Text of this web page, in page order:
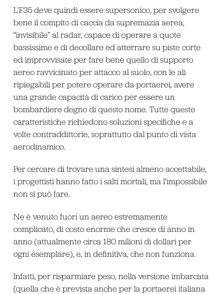
L’F35 deve quindi essere supersonico, per svolgere
bene il compito di caccia da supremazia aerea,
“invisibile” al radar, capace di operare a quote
bassissime e di decollare ed atterrare su piste corte
ed improvvisate per fare bene quello di supporto
aereo ravvicinato per attacco al suolo, con le ali
ripiegabili per potere operare da portaerei, avere
una grande capacità di carico per essere un
bombardiere degno di questo nome. Tutte queste
caratteristiche richiedono soluzioni specifiche e a
volte contraddittorie, soprattutto dal punto di vista
aerodinamico.
Per cercare di trovare una sintesi almeno accettabile,
i progettisti hanno fatto i salti mortali, ma l’impossibile
non si può fare.
Ne è venuto fuori un aereo estremamente
complicato, di costo enorme che cresce di anno in
anno (attualmente circa 180 milioni di dollari per
ogni esemplare), e, in definitiva, che non funziona.
Infatti, per risparmiare peso, nella versione imbarcata
(quella che è prevista anche per la portaerei italiana